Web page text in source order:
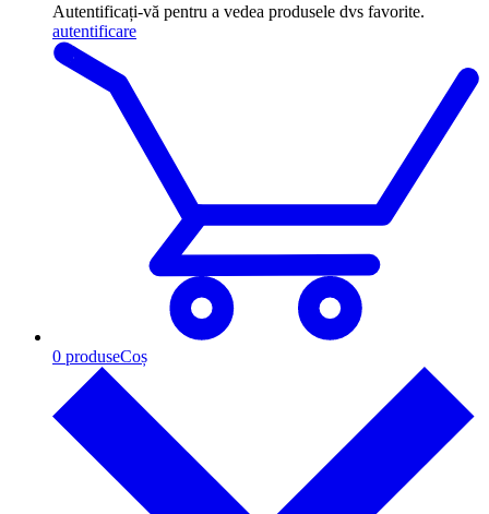
Autentificați-vă pentru a vedea produsele dvs favorite.
autentificare
0 produseCoș